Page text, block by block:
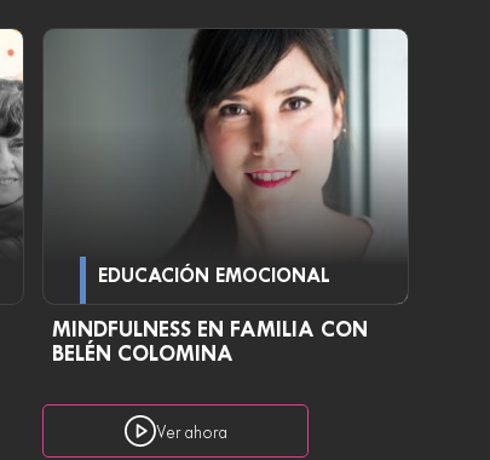
EDUCACIÓN EMOCIONAL
MINDFULNESS EN FAMILIA CON
BELÉN COLOMINA
Ver ahora